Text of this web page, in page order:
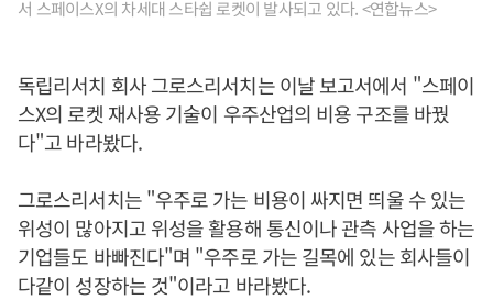
서 스페이스X의 차세대 스타쉽 로켓이 발사되고 있다. <연합뉴스>
독립리서치 회사 그로스리서치는 이날 보고서에서 "스페이
스X의 로켓 재사용 기술이 우주산업의 비용 구조를 바꿨
다"고 바라봤다.
그로스리서치는 "우주로 가는 비용이 싸지면 띄울 수 있는
위성이 많아지고 위성을 활용해 통신이나 관측 사업을 하는
기업들도 바빠진다"며 "우주로 가는 길목에 있는 회사들이
다같이 성장하는 것"이라고 바라봤다.